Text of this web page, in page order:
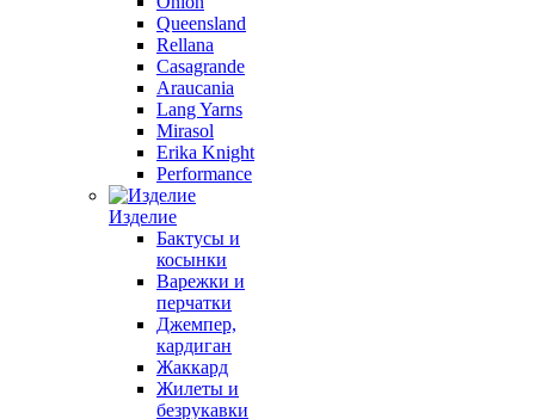
Queensland
Rellana
Casagrande
Araucania
Lang Yarns
Mirasol
Erika Knight
Performance
Изделие
Бактусы и
косынки
Варежки и
перчатки
Джемпер,
кардиган
Жаккард
Жилеты и
безрукавки